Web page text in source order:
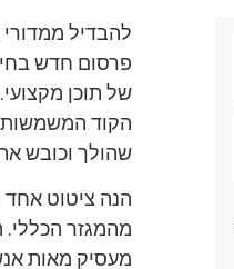
להבדיל ממדורי
של תוכן
הקוד המשמשות
שהולך וכובש
הנה ציטוט
מהמגזר הכללי.
מעסיק מאות